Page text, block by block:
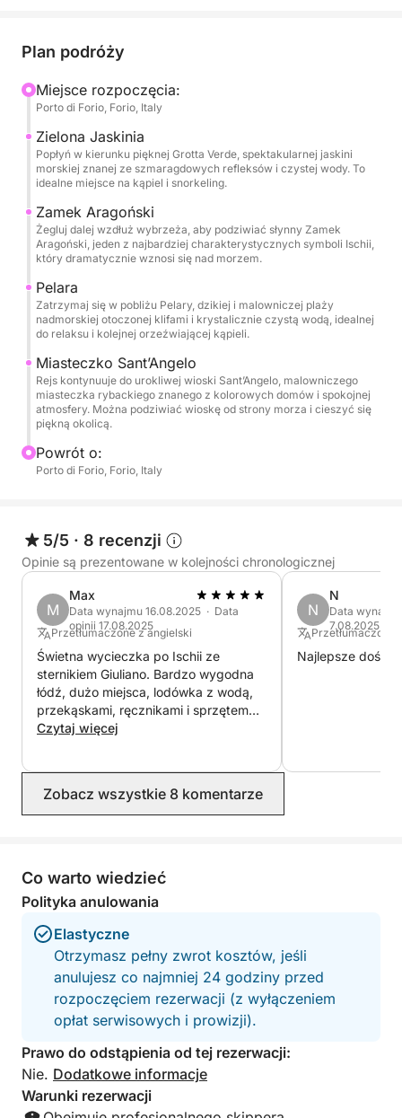
lśniących wodach, będziesz podziwiać
krystalicznie czyste wody i bujną roślinność.
Ta wycieczka oferuje relaksującą, ale pełną przygód
podróż po wyspie. Najpierw odkryjesz surowe
piękno Forio, zatrzymując się, aby odkrywać ukryte
wodach Morza Śródziemnego. Płynąc przez fale,
będziesz podziwiać spektakularne wybrzeże usiane
uroczymi wioskami i malowniczymi punktami
widokowymi.
Po nacieszeniu się naturalnym pięknem, będziesz
możesz wygrzewać się na słońcu lub popływać w
kuszących wodach.
możliwość poznania tego, co najlepsze na Ischii z
unikalnej perspektywy: z wody. W przeciwieństwie
wyspy, które umykają uwadze większości turystów.
Będziesz mieć również okazję odwiedzić ustronne
plaże i ukryte zatoczki, do których można dotrzeć
tylko łodzią.
Niezależnie od tego, czy szukasz relaksu, czy
eksploracji, ta całodniowa wycieczka statkiem
oferuje idealną równowagę między relaksem a
przygodą, gwarantując niezapomniane wrażenia na
Ischii.
Plan podróży
Miejsce rozpoczęcia:
Porto di Forio, Forio, Italy
Zielona Jaskinia
Popłyń w kierunku pięknej Grotta Verde, spektakularnej jaskini
morskiej znanej ze szmaragdowych refleksów i czystej wody. To
idealne miejsce na kąpiel i snorkeling.
Zamek Aragoński
Żegluj dalej wzdłuż wybrzeża, aby podziwiać słynny Zamek
Aragoński, jeden z najbardziej charakterystycznych symboli Ischii,
który dramatycznie wznosi się nad morzem.
Pelara
Zatrzymaj się w pobliżu Pelary, dzikiej i malowniczej plaży
nadmorskiej otoczonej klifami i krystalicznie czystą wodą, idealnej
do relaksu i kolejnej orzeźwiającej kąpieli.
Miasteczko Sant’Angelo
Rejs kontynuuje do urokliwej wioski Sant’Angelo, malowniczego
miasteczka rybackiego znanego z kolorowych domów i spokojnej
atmosfery. Można podziwiać wioskę od strony morza i cieszyć się
piękną okolicą.
Powrót o:
Porto di Forio, Forio, Italy
5/5 · 8 recenzji
Opinie są prezentowane w kolejności chronologicznej
M
Max
Data wynajmu 16.08.2025 · Data
opinii 17.08.2025
Przetłumaczone z angielski
Świetna wycieczka po Ischii ze
sternikiem Giuliano. Bardzo wygodna
łódź, dużo miejsca, lodówka z wodą,
przekąskami, ręcznikami i sprzętem
do snorkelingu. Polecam!
Czytaj więcej
N
N
Data
7.08.2025
Przetłumaczone
Najlepsze
Zobacz wszystkie 8 komentarze
Co warto wiedzieć
Polityka anulowania
Elastyczne
Otrzymasz pełny zwrot kosztów, jeśli
anulujesz co najmniej 24 godziny przed
rozpoczęciem rezerwacji (z wyłączeniem
opłat serwisowych i prowizji).
Prawo do odstąpienia od tej rezerwacji:
Nie. Dodatkowe informacje
Warunki rezerwacji